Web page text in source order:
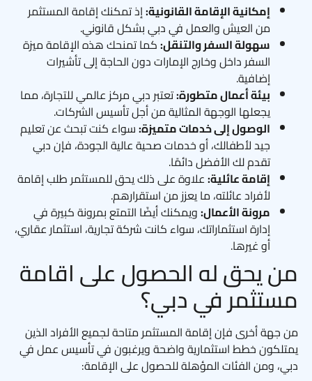
إمكانية الإقامة القانونية:إذ تمكنك إقامة المستثمر
من العيش والعمل في دبي بشكل قانوني.
سهولة السفر والتنقل:كما تمنحك هذه الإقامة ميزة
السفر داخل وخارج الإمارات دون الحاجة إلى تأشيرات
إضافية.
بيئة أعمال متطورة:تعتبر دبي مركز عالمي للتجارة، مما
يجعلها الوجهة المثالية من أجل تأسيس الشركات.
الوصول إلى خدمات متميزة:سواء كنت تبحث عن تعليم
جيد لأطفالك، أو خدمات صحية عالية الجودة، فإن دبي
تقدم لك الأفضل دائمًا.
إقامة عائلية:علاوة على ذلك يحق للمستثمر طلب إقامة
لأفراد عائلته، ما يعزز من استقرارهم.
مرونة الأعمال:ويمكنك أيضًا التمتع بمرونة كبيرة في
إدارة استثماراتك، سواء كانت شركة تجارية، استثمار عقاري،
أو غيرها.
من يحق له الحصول على اقامة
مستثمر في دبي؟
من جهة أخرى فإن إقامة المستثمر متاحة لجميع الأفراد الذين
يمتلكون خطط استثمارية واضحة ويرغبون في تأسيس عمل في
دبي، ومن الفئات المؤهلة للحصول على الإقامة: